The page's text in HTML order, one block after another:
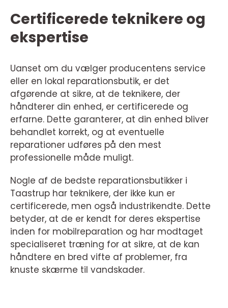
Certificerede teknikere og
ekspertise
Uanset om du vælger producentens service
eller en lokal reparationsbutik, er det
afgørende at sikre, at de teknikere, der
håndterer din enhed, er certificerede og
erfarne. Dette garanterer, at din enhed bliver
behandlet korrekt, og at eventuelle
reparationer udføres på den mest
professionelle måde muligt.
Nogle af de bedste reparationsbutikker i
Taastrup har teknikere, der ikke kun er
certificerede, men også industrikendte. Dette
betyder, at de er kendt for deres ekspertise
inden for mobilreparation og har modtaget
specialiseret træning for at sikre, at de kan
håndtere en bred vifte af problemer, fra
knuste skærme til vandskader.